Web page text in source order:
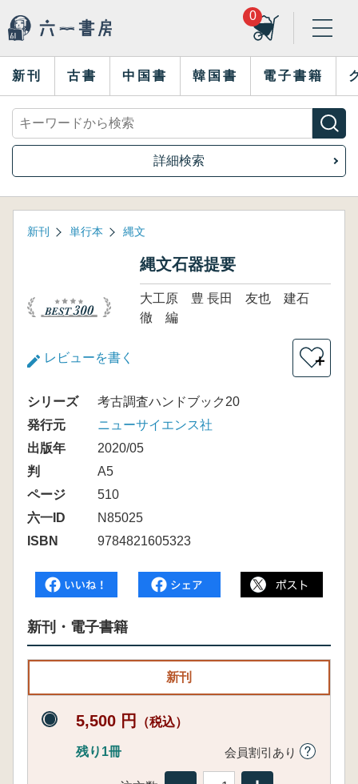
0
新刊 古書 中国書 韓国書 電子書籍
詳細検索
新刊 単行本 縄文
縄文石器提要
大工原 豊 長田 友也 建石
徹 編
レビューを書く ＋
シリーズ
考古調査ハンドブック20
発行元
ニューサイエンス社
出版年
2020/05
判
A5
ページ
510
六一ID
N85025
ISBN
9784821605323
新刊・電子書籍
新刊
5,500 円 （税込）
残り1冊 会員割引あり